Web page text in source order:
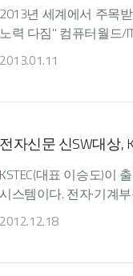
2013년 세계에서 주목
노력 다짐" 컴퓨터월드/
2013.01.11
전자신문 신SW대상,
KSTEC(대표 이승도)이
시스템이다. 전자·기계
2012.12.18